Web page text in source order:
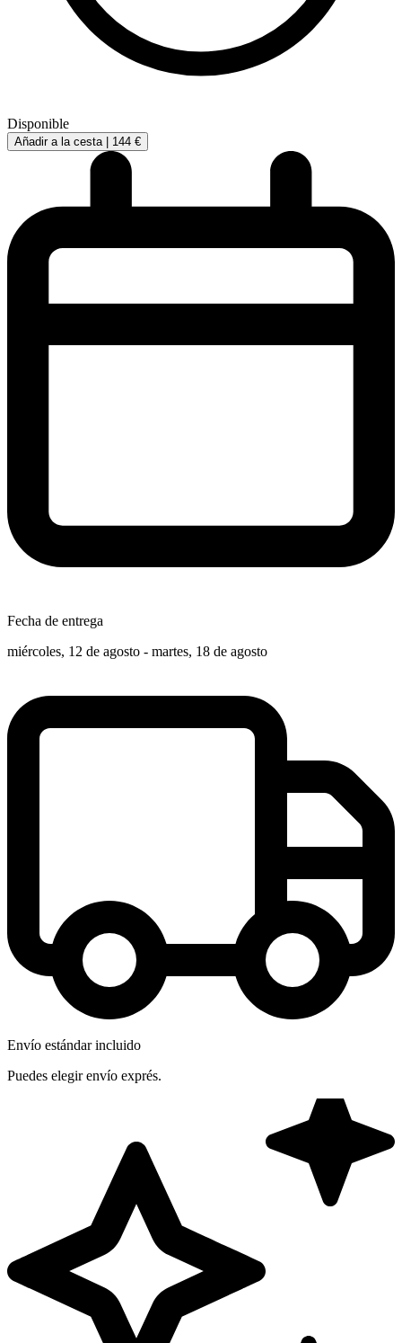
Disponible
Añadir a la cesta | 144 €
Fecha de entrega
miércoles, 12 de agosto - martes, 18 de agosto
Envío estándar incluido
Puedes elegir envío exprés.